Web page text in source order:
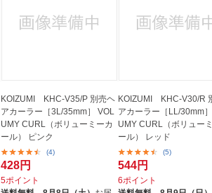
KOIZUMI KHC-V35/P 別売ヘ
アカーラー［3L/35mm］ VOL
UMY CURL（ボリューミーカ
ール） ピンク
(4)
428円
5ポイント
KOIZUMI KHC-V30/R
アカーラー［LL/30mm
UMY CURL（ボリュー
ール） レッド
(5)
544円
6ポイント